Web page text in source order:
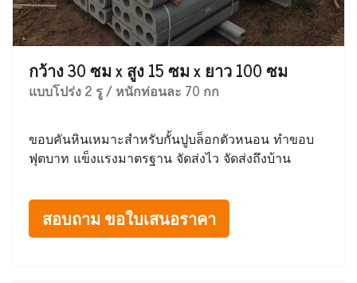
กว้าง 30 ซม x สูง 15 ซม x ยาว 100 ซม
แบบโปร่ง 2 รู / หนักท่อนละ 70 กก
ขอบคันหินเหมาะสำหรับกั้นปูบล็อกตัวหนอน ทำขอบ
ฟุตบาท แข็งแรงมาตรฐาน จัดส่งไว จัดส่งถึงบ้าน
สอบถาม ขอใบเสนอราคา